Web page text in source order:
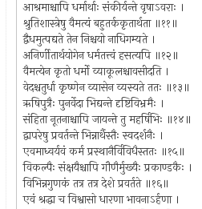
आश्रमाश्चापि धर्मार्थाः संकीर्यन्ते वृषाऽवराः ।
श्रुतिशास्त्रेषु वैमत्यं बहुतर्ककृतार्थता ॥११॥
द्वैधमुत्पद्यते तेन निश्चयो नाधिगम्यते ।
अनिर्णीतार्थयोगेन धर्मतत्त्वं हसत्यपि ॥१२॥
वैमत्येन कृतो धर्मो व्याकूलश्चावसीदति ।
वेदश्चतुर्धा कृष्णेन व्यासेन व्यस्यते ततः ॥१३॥
ऋषिपुत्रैः पुनर्वेदा भिद्यन्ते दृष्टिविभ्रमैः ।
संहिता नूतनाश्चापि जायन्ते तु महर्षिभिः ॥१४॥
द्वापरेषु प्रवर्तन्ते भिन्नार्थैस्तैः स्वदर्शनैः ।
एवमाध्वर्यवं कर्म प्रस्थानैर्विविधैस्ततः ॥१५॥
विकल्पैः संक्षयैश्चापि गौणैर्मुख्यैः प्रकाण्डकैः ।
विभिन्नगुणकं तत्र तत्र देशे प्रवर्तते ॥१६॥
एवं श्रद्धा च विश्वासो धारणा भावनाऽर्हणा ।